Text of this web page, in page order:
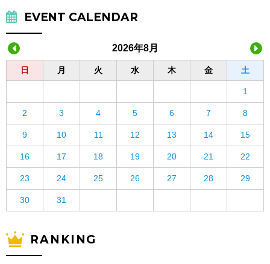
EVENT CALENDAR
2026年8月
日 月 火 水 木 金 土
1
2 3 4 5 6 7 8
9 10 11 12 13 14 15
16 17 18 19 20 21 22
23 24 25 26 27 28 29
30 31
RANKING